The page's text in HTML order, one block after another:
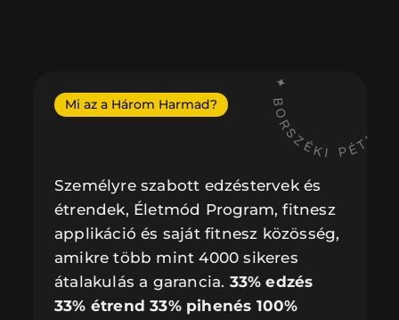
Mi az a Három Harmad?
Személyre szabott edzéstervek és
étrendek, Életmód Program, fitnesz
applikáció és saját fitnesz közösség,
amikre több mint 4000 sikeres
átalakulás a garancia. 33% edzés
33% étrend 33% pihenés 100%
BORSZÉKI PÉTER ✦ HÁROM HARMAD ✦